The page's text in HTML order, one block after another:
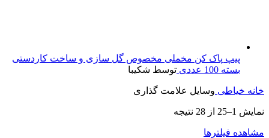
پیپ پاک کن مخملی مخصوص گل سازی و ساخت کاردستی
بسته 100 عددی
توسط شکیبا
خانه خیاطی وسایل علامت گذاری
نمایش 1–25 از 28 نتیجه
مشاهده فیلترها